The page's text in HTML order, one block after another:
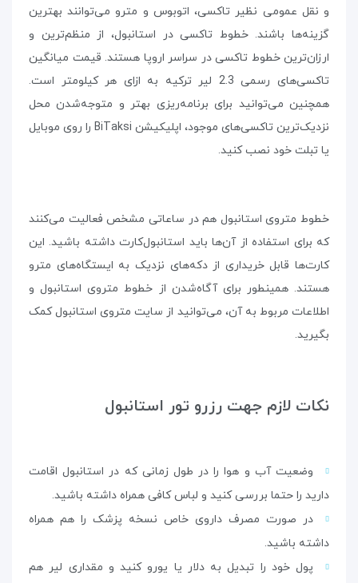
و نقل عمومی نظیر تاکسی، اتوبوس و مترو می‌توانند بهترین
گزینه‌ها باشند. خطوط تاکسی در استانبول، از منظم‌ترین و
ارزان‌ترین خطوط تاکسی در سراسر اروپا هستند. قیمت میانگین
تاکسی‌های رسمی 2.3 لیر ترکیه به ازای هر کیلومتر است.
همچنین می‌توانید برای برنامه‌ریزی بهتر و متوجه‌شدن محل
نزدیک‌ترین تاکسی‌های موجود، اپلیکیشن BiTaksi را روی موبایل
یا تبلت خود نصب کنید.
خطوط متروی استانبول هم در ساعاتی مشخص فعالیت می‌کنند
که برای استفاده از آن‌ها باید استانبول‌کارت داشته باشید. این
کارت‌ها قابل خریداری از دکه‌های نزدیک به ایستگاه‌های مترو
هستند. همینطور برای آگاه‌شدن از خطوط متروی استانبول و
اطلاعات مربوط به آن، می‌توانید از سایت متروی استانبول کمک
بگیرید.
نکات لازم جهت رزرو تور استانبول
وضعیت آب و هوا را در طول زمانی که در استانبول اقامت
دارید را حتما بررسی کنید و لباس‌ کافی همراه داشته باشید.
در صورت مصرف داروی خاص نسخه پزشک را هم همراه
داشته باشید.
پول خود را تبدیل به دلار یا یورو کنید و مقداری لیر هم